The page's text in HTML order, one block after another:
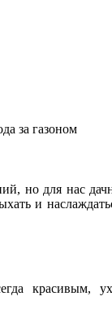
за газоном
но для нас
и
красивым,